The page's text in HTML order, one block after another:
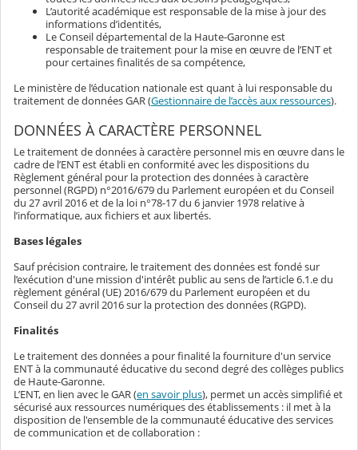
L’autorité académique est responsable de la mise à jour des
informations d’identités,
Le Conseil départemental de la Haute-Garonne est
responsable de traitement pour la mise en œuvre de l’ENT et
pour certaines finalités de sa compétence,
Le ministère de l’éducation nationale est quant à lui responsable du
traitement de données GAR (Gestionnaire de l’accès aux ressources).
DONNÉES À CARACTÈRE PERSONNEL
Le traitement de données à caractère personnel mis en œuvre dans le
cadre de l’ENT est établi en conformité avec les dispositions du
Règlement général pour la protection des données à caractère
personnel (RGPD) n°2016/679 du Parlement européen et du Conseil
du 27 avril 2016 et de la loi n°78-17 du 6 janvier 1978 relative à
l’informatique, aux fichiers et aux libertés.
Bases légales
Sauf précision contraire, le traitement des données est fondé sur
l’exécution d'une mission d'intérêt public au sens de l’article 6.1.e du
règlement général (UE) 2016/679 du Parlement européen et du
Conseil du 27 avril 2016 sur la protection des données (RGPD).
Finalités
Le traitement des données a pour finalité la fourniture d'un service
ENT à la communauté éducative du second degré des collèges publics
de Haute-Garonne.
L’ENT, en lien avec le GAR (en savoir plus), permet un accès simplifié et
sécurisé aux ressources numériques des établissements : il met à la
disposition de l'ensemble de la communauté éducative des services
de communication et de collaboration :